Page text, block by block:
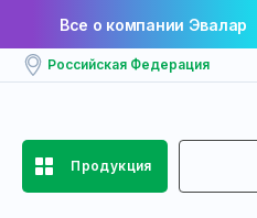
Все о компании Эвалар
Российская Федерация
Продукция